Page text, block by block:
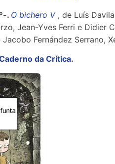
. O bichero V, de Luís
Jean-Yves Ferri e Didier
Jacobo Fernández Serrano,
da Crítica.